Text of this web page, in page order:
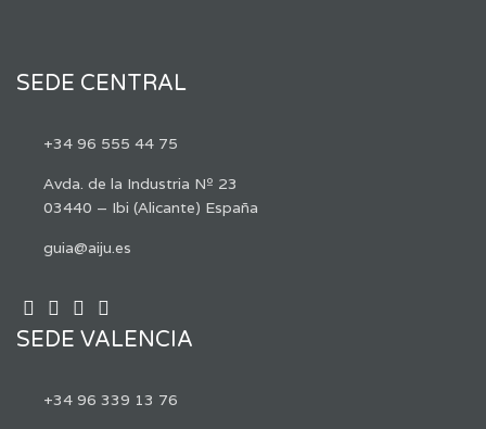
SEDE CENTRAL
+34 96 555 44 75
Avda. de la Industria Nº 23
03440 – Ibi (Alicante) España
guia@aiju.es
SEDE VALENCIA
+34 96 339 13 76